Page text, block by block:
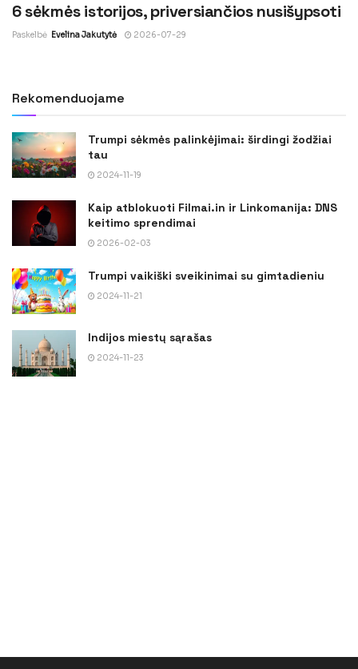
6 sėkmės istorijos, priversiančios nusišypsoti
Paskelbė Evelina Jakutytė 2026-07-29
Rekomenduojame
Trumpi sėkmės palinkėjimai: širdingi žodžiai
tau
2024-11-19
Kaip atblokuoti Filmai.in ir Linkomanija: DNS
keitimo sprendimai
2026-02-03
Trumpi vaikiški sveikinimai su gimtadieniu
2024-11-21
Indijos miestų sąrašas
2024-11-23